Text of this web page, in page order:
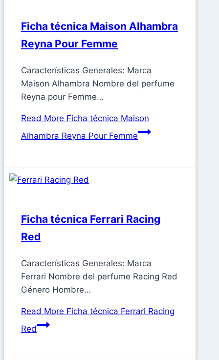
Ficha técnica Maison Alhambra
Reyna Pour Femme
Características Generales: Marca
Maison Alhambra Nombre del perfume
Reyna pour Femme…
Read More Ficha técnica Maison
Alhambra Reyna Pour Femme
Ficha técnica Ferrari Racing
Red
Características Generales: Marca
Ferrari Nombre del perfume Racing Red
Género Hombre…
Read More Ficha técnica Ferrari Racing
Red